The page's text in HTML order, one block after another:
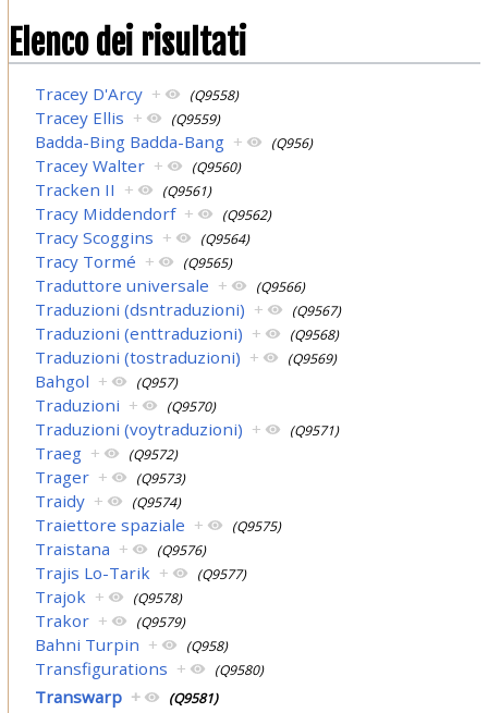
Elenco dei risultati
Tracey D'Arcy + (Q9558)
Tracey Ellis + (Q9559)
Badda-Bing Badda-Bang + (Q956)
Tracey Walter + (Q9560)
Tracken II + (Q9561)
Tracy Middendorf + (Q9562)
Tracy Scoggins + (Q9564)
Tracy Tormé + (Q9565)
Traduttore universale + (Q9566)
Traduzioni (dsntraduzioni) + (Q9567)
Traduzioni (enttraduzioni) + (Q9568)
Traduzioni (tostraduzioni) + (Q9569)
Bahgol + (Q957)
Traduzioni + (Q9570)
Traduzioni (voytraduzioni) + (Q9571)
Traeg + (Q9572)
Trager + (Q9573)
Traidy + (Q9574)
Traiettore spaziale + (Q9575)
Traistana + (Q9576)
Trajis Lo-Tarik + (Q9577)
Trajok + (Q9578)
Trakor + (Q9579)
Bahni Turpin + (Q958)
Transfigurations + (Q9580)
Transwarp + (Q9581)